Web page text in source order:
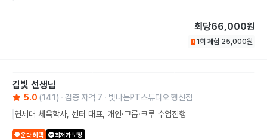
회당66,000원
1회 체험 25,000원
김빛 선생님
5.0 (141 ) 검증 자격 7
빛나는PT스튜디오 행신점
연세대 체육학사, 센터 대표, 개인·그룹·크루 수업진행
운닥 혜택 최저가 보장